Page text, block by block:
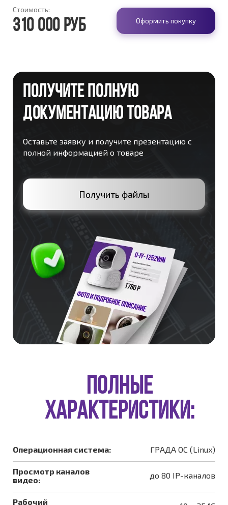
Стоимость:
310 000 руб Оформить покупку
ПОЛУЧИТЕ ПОЛНУЮ
ДОКУМЕНТАЦИЮ ТОВАРА
Оставьте заявку и получите презентацию с
полной информацией о товаре
Получить файлы
ПОЛНЫЕ
ХАРАКТЕРИСТИКИ:
Операционная система: ГРАДА ОС (Linux)
Просмотр каналов
видео:
до 80 IP-каналов
Рабочий